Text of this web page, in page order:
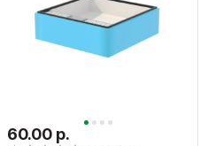
60.00 р.